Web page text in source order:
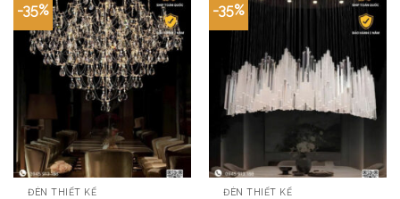
-35%
ĐÈN THIẾT KẾ
-35%
ĐÈN THIẾT KẾ